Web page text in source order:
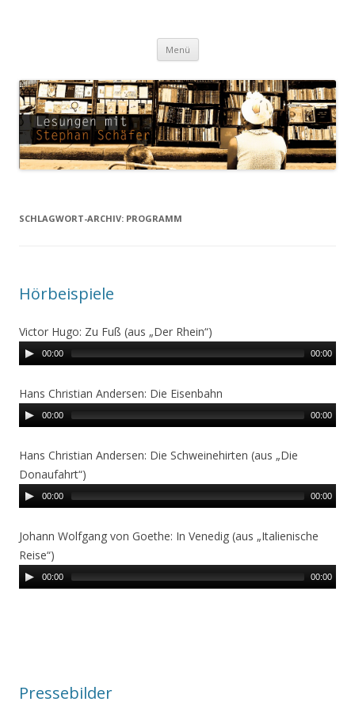
Menü Zum Inhalt springen
SCHLAGWORT-ARCHIV: PROGRAMM
Hörbeispiele
Victor Hugo: Zu Fuß (aus „Der Rhein“)
00:00 00:00
Hans Christian Andersen: Die Eisenbahn
00:00 00:00
Hans Christian Andersen: Die Schweinehirten (aus „Die
Donaufahrt“)
00:00 00:00
Johann Wolfgang von Goethe: In Venedig (aus „Italienische
Reise“)
00:00 00:00
Pressebilder